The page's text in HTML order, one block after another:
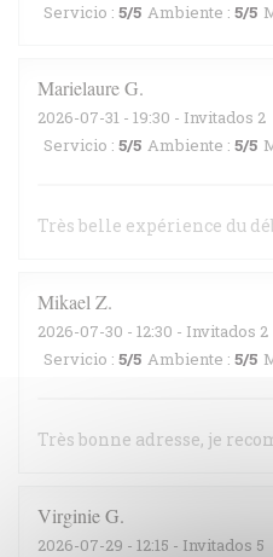
Servicio : 5/5 Ambiente : 5/5
MarielaureG
2026-07-31 - 19:30 - Invitados 2
Servicio : 5/5 Ambiente : 5/5
Très belle expérience du
Mikael Z
2026-07-30 - 12:30 - Invitados 2
Servicio : 5/5 Ambiente : 5/5
Très bonne adresse, je
VirginieG
2026-07-29 - 12:15 - Invitados 5